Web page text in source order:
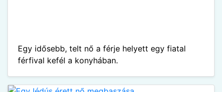
Egy idősebb, telt nő a férje helyett egy fiatal
férfival kefél a konyhában.